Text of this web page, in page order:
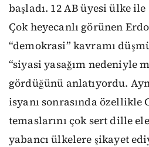
başladı. 12 AB üyesi ülke ile
Çok heyecanlı görünen
“demokrasi” kavramı
“siyasi yasağım nedeniyle
gördüğünü anlatıyordu.
isyanı sonrasında özellikle
temaslarını çok sert dille
yabancı ülkelere şikayet